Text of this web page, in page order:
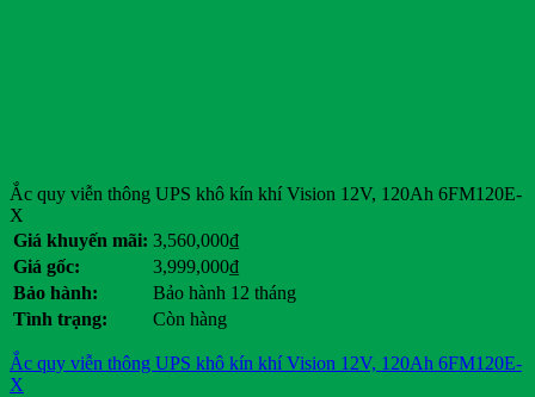
Ắc quy viễn thông UPS khô kín khí Vision 12V, 120Ah 6FM120E-
X
Giá khuyến mãi: 3,560,000₫
Giá gốc:
3,999,000₫
Bảo hành:
Bảo hành 12 tháng
Tình trạng:
Còn hàng
Ắc quy viễn thông UPS khô kín khí Vision 12V, 120Ah 6FM120E-
X